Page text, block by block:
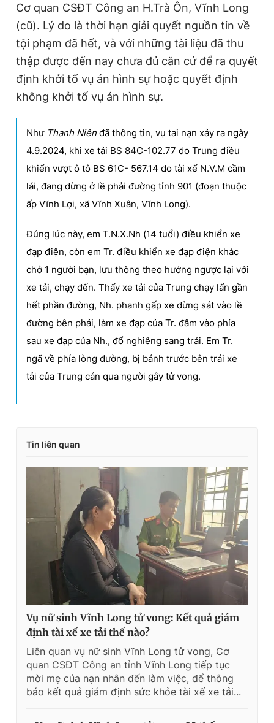
Cơ quan CSĐT Công an H.Trà Ôn, Vĩnh Long
(cũ). Lý do là thời hạn giải quyết nguồn tin về
tội phạm đã hết, và với những tài liệu đã thu
thập được đến nay chưa đủ căn cứ để ra quyết
định khởi tố vụ án hình sự hoặc quyết định
không khởi tố vụ án hình sự.
Như Thanh Niên đã thông tin, vụ tai nạn xảy ra ngày
4.9.2024, khi xe tải BS 84C-102.77 do Trung điều
khiển vượt ô tô BS 61C- 567.14 do tài xế N.V.M cầm
lái, đang dừng ở lề phải đường tỉnh 901 (đoạn thuộc
ấp Vĩnh Lợi, xã Vĩnh Xuân, Vĩnh Long).
Đúng lúc này, em T.N.X.Nh (14 tuổi) điều khiển xe
đạp điện, còn em Tr. điều khiển xe đạp điện khác
chở 1 người bạn, lưu thông theo hướng ngược lại với
xe tải, chạy đến. Thấy xe tải của Trung chạy lấn gần
hết phần đường, Nh. phanh gấp xe dừng sát vào lề
đường bên phải, làm xe đạp của Tr. đâm vào phía
sau xe đạp của Nh., đổ nghiêng sang trái. Em Tr.
ngã về phía lòng đường, bị bánh trước bên trái xe
tải của Trung cán qua người gây tử vong.
Tin liên quan
Vụ nữ sinh Vĩnh Long tử vong: Kết quả giám
định tài xế xe tải thế nào?
Liên quan vụ nữ sinh Vĩnh Long tử vong, Cơ
quan CSĐT Công an tỉnh Vĩnh Long tiếp tục
mời mẹ của nạn nhân đến làm việc, để thông
báo kết quả giám định sức khỏe tài xế xe tải...